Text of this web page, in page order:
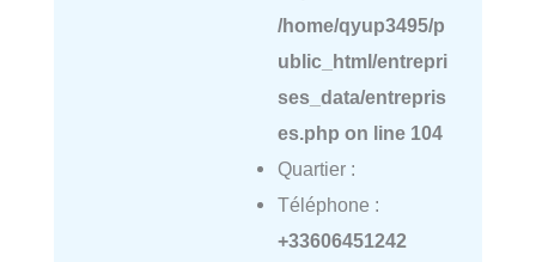
/home/qyup3495/p
ublic_html/entrepri
ses_data/entrepris
es.php on line 104
Quartier :
Téléphone :
+33606451242